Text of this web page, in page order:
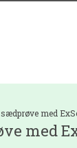
med
med